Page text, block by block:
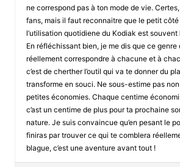
ne correspond pas à ton mode de vie.
fans, mais il faut reconnaitre que le petit
l’utilisation quotidiene du Kodiak est
En réfléchissant bien, je me dis que ce genre
réellement correspondre à chacune et à
c’est de cherther l’outil qui va te donner du
transforme en souci. Ne sous-estime pas non
petites économies. Chaque centime
c’ast un centime de plus pour ta prochaine
nature. Je suis convaincue qu’en pesant le
finiras par trouver ce qui te comblera
blague, c’est une aventure avant tout !